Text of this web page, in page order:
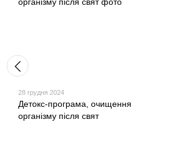
28 грудня 2024
Детокс-програма, очищення
організму після свят